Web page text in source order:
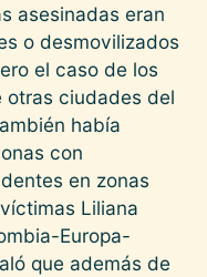
asesinadas eran
o desmovilizados
el caso de los
otras ciudades del
había
con
en zonas
Liliana
Europa-
que además de